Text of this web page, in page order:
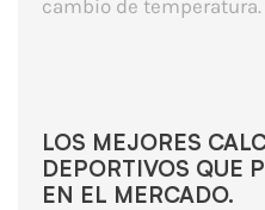
cambio de temperatura.
LOS MEJORES
DEPORTIVOS QUE
EN EL MERCADO.